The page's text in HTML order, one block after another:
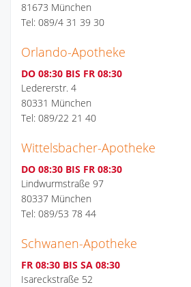
81673 München
Tel: 089/4 31 39 30
Orlando-Apotheke
DO 08:30 BIS FR 08:30
Ledererstr. 4
80331 München
Tel: 089/22 21 40
Wittelsbacher-Apotheke
DO 08:30 BIS FR 08:30
Lindwurmstraße 97
80337 München
Tel: 089/53 78 44
Schwanen-Apotheke
FR 08:30 BIS SA 08:30
Isareckstraße 52